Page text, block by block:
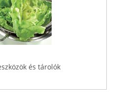
és tárolók